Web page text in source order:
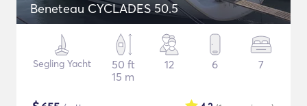
Beneteau CYCLADES 50.5
Segling Yacht
50 ft
15 m
12 6 7